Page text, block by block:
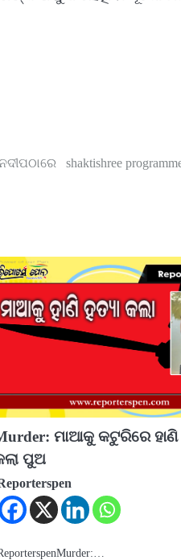
shaktishree
ମାଆକୁ କଟୁରିରେ ହାଣି
ପୁଅ